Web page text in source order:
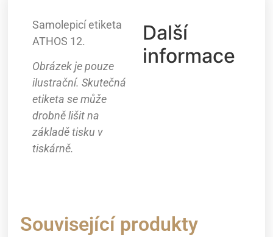
Samolepicí etiketa
ATHOS 12.
Obrázek je pouze
ilustrační. Skutečná
etiketa se může
drobně lišit na
základě tisku v
tiskárně.
Další
informace
Související produkty